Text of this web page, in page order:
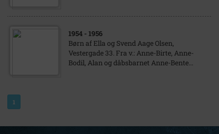
1954 - 1956
Børn af Ella og Svend Aage Olsen,
Vestergade 33. Fra v.: Anne-Birte, Anne-
Bodil, Alan og dåbsbarnet Anne-Bente...
1